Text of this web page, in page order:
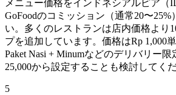
メニュー価格をインドネシアルピア（
GoFoodのコミッション（通常20〜25%
い。多くのレストランは店内価格より
プを追加しています。価格はRp 1,000
Paket Nasi + Minumなどのデリバリー
25,000から設定することも検討してくだ
5